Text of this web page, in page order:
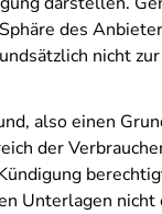
des
nicht
also einen
der
Unterlagen nicht